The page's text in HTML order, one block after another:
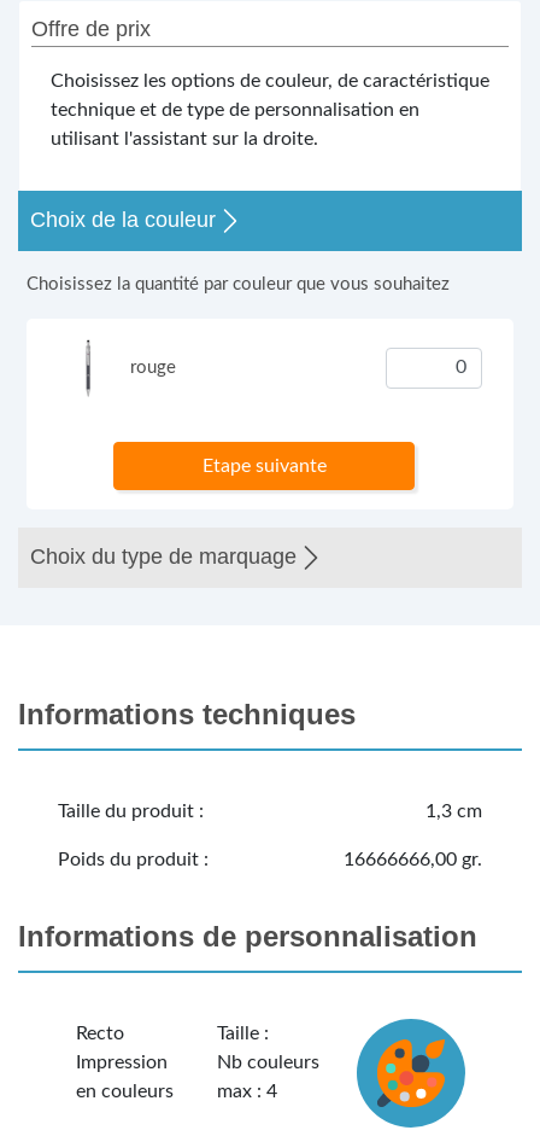
Offre de prix
Choisissez les options de couleur, de caractéristique
technique et de type de personnalisation en
utilisant l'assistant sur la droite.
Choix de la couleur
Choisissez la quantité par couleur que vous souhaitez
rouge
Etape suivante
Choix du type de marquage
Informations techniques
Taille du produit : 1,3 cm
Poids du produit : 16666666,00 gr.
Informations de personnalisation
Recto
Impression
en couleurs
Taille :
Nb couleurs
max : 4